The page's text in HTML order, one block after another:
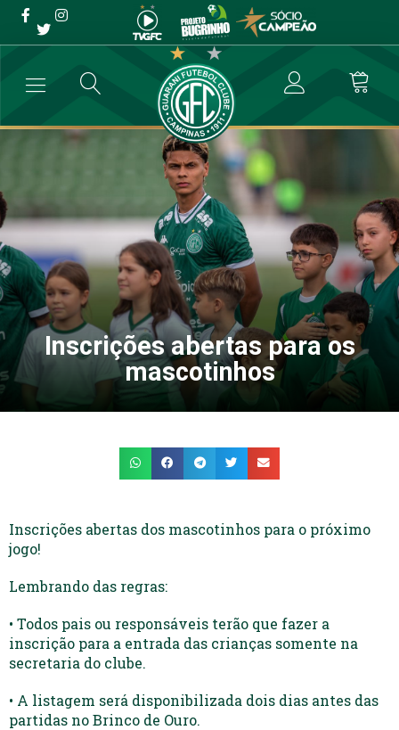
Inscrições abertas para os
mascotinhos
→ Inscrições abertas para os mascotinhos
Inscrições abertas para os
mascotinhos
Inscrições abertas dos mascotinhos para o próximo
jogo!
Lembrando das regras:
• Todos pais ou responsáveis terão que fazer a
inscrição para a entrada das crianças somente na
secretaria do clube.
• A listagem será disponibilizada dois dias antes das
partidas no Brinco de Ouro.